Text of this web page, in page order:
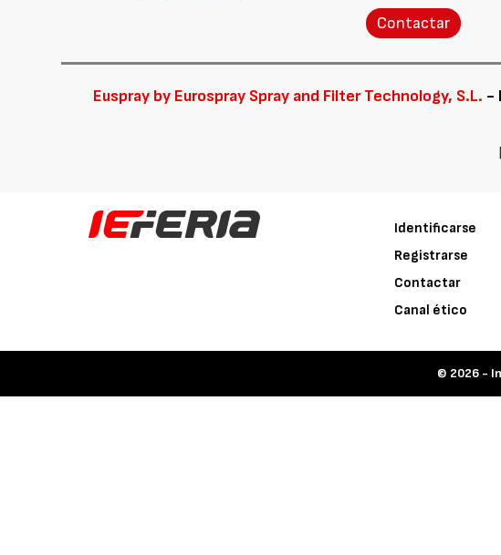
Contactar
Euspray by Eurospray Spray and Filter Technology, S.L. -
Identificarse
Registrarse
Contactar
Canal ético
© 2026 -